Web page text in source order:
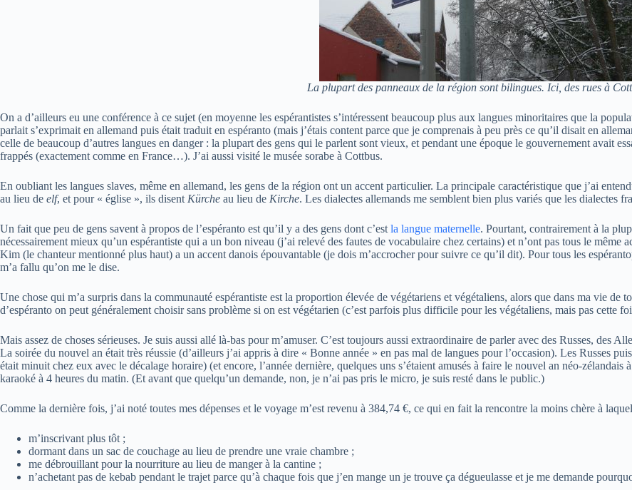
La plupart des panneaux de la région sont bilingues. Ici, des rues à
On a d’ailleurs eu une conférence à ce sujet (en moyenne les espérantistes s’intéressent beaucoup plus aux langues minoritaires que la
parlait s’exprimait en allemand puis était traduit en espéranto (mais j’étais content parce que je comprenais à peu près ce qu’il disait en
celle de beaucoup d’autres langues en danger : la plupart des gens qui le parlent sont vieux, et pendant une époque le gouvernement avait
frappés (exactement comme en France…). J’ai aussi visité le musée sorabe à Cottbus.
En oubliant les langues slaves, même en allemand, les gens de la région ont un accent particulier. La principale caractéristique que j’ai
au lieu de elf, et pour « église », ils disent Kürche au lieu de Kirche. Les dialectes allemands me semblent bien plus variés que les dialectes
Un fait que peu de gens savent à propos de l’espéranto est qu’il y a des gens dont c’est la langue maternelle. Pourtant, contrairement à la
nécessairement mieux qu’un espérantiste qui a un bon niveau (j’ai relevé des fautes de vocabulaire chez certains) et n’ont pas tous le même
Kim (le chanteur mentionné plus haut) a un accent danois épouvantable (je dois m’accrocher pour suivre ce qu’il dit). Pour tous les
m’a fallu qu’on me le dise.
Une chose qui m’a surpris dans la communauté espérantiste est la proportion élevée de végétariens et végétaliens, alors que dans ma vie de
d’espéranto on peut généralement choisir sans problème si on est végétarien (c’est parfois plus difficile pour les végétaliens, mais pas cette
Mais assez de choses sérieuses. Je suis aussi allé là-bas pour m’amuser. C’est toujours aussi extraordinaire de parler avec des Russes, des
La soirée du nouvel an était très réussie (d’ailleurs j’ai appris à dire « Bonne année » en pas mal de langues pour l’occasion). Les Russes
était minuit chez eux avec le décalage horaire) (et encore, l’année dernière, quelques uns s’étaient amusés à faire le nouvel an néo-zélandais
karaoké à 4 heures du matin. (Et avant que quelqu’un demande, non, je n’ai pas pris le micro, je suis resté dans le public.)
Comme la dernière fois, j’ai noté toutes mes dépenses et le voyage m’est revenu à 384,74 €, ce qui en fait la rencontre la moins chère à
m’inscrivant plus tôt ;
dormant dans un sac de couchage au lieu de prendre une vraie chambre ;
me débrouillant pour la nourriture au lieu de manger à la cantine ;
n’achetant pas de kebab pendant le trajet parce qu’à chaque fois que j’en mange un je trouve ça dégueulasse et je me demande